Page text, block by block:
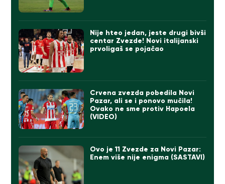
Nije hteo jedan, jeste drugi bivši
centar Zvezde! Novi italijanski
prvoligaš se pojačao
Crvena zvezda pobedila Novi
Pazar, ali se i ponovo mučila!
Ovako ne sme protiv Hapoela
(VIDEO)
Ovo je 11 Zvezde za Novi Pazar:
Enem više nije enigma (SASTAVI)